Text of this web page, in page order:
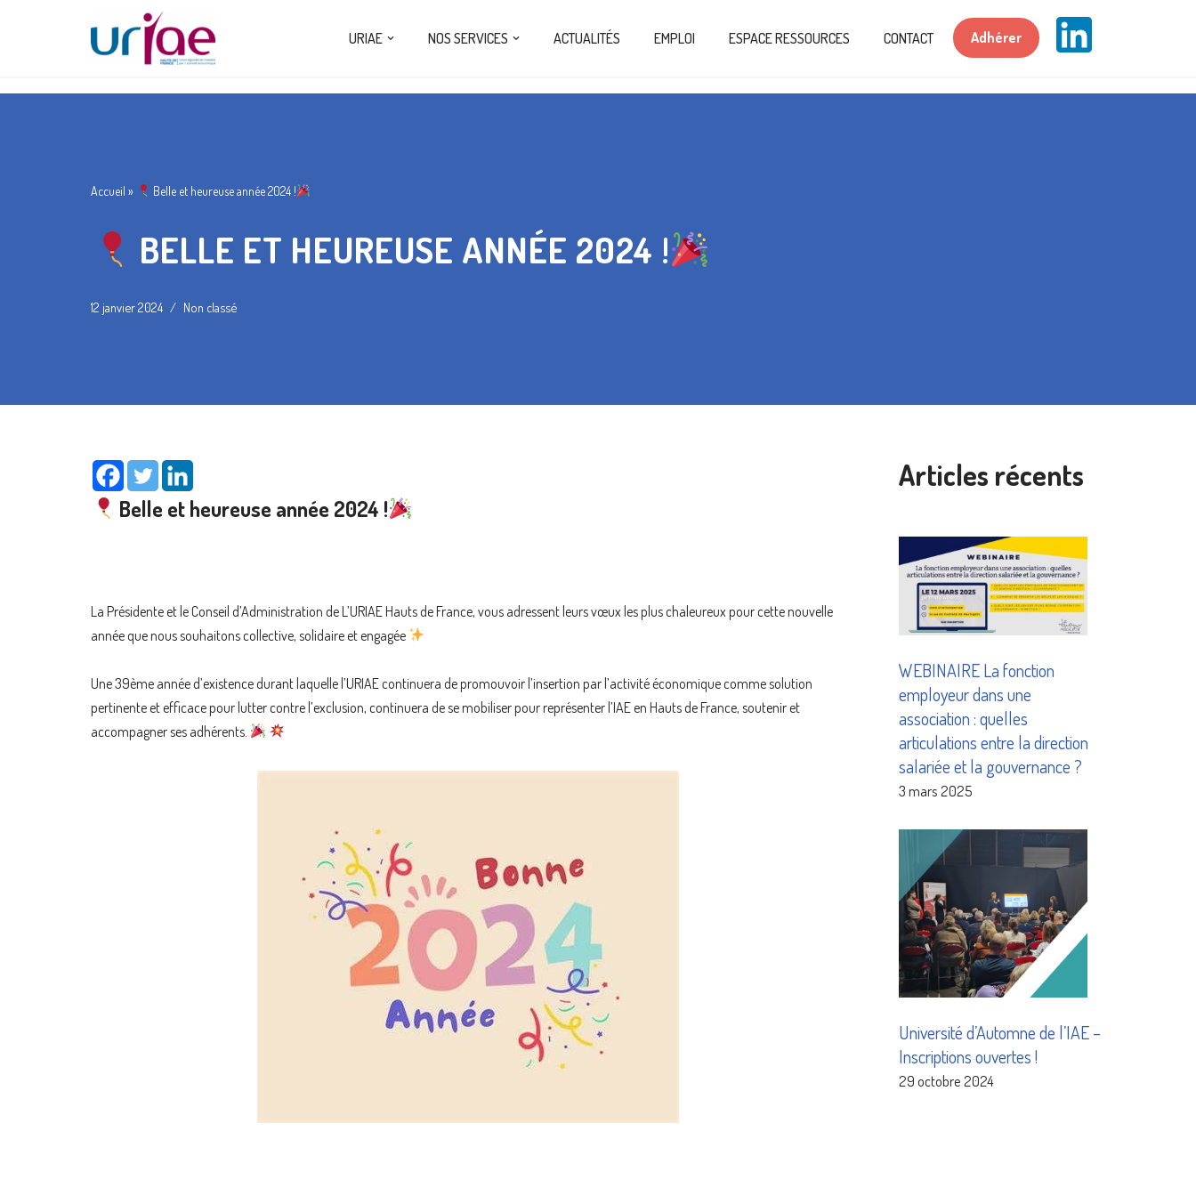
contenu
URIAE NOS SERVICES ACTUALITÉS EMPLOI ESPACE RESSOURCES CONTACT Adhérer
Accueil » Belle et heureuse année 2024 !
BELLE ET HEUREUSE ANNÉE 2024 !
12 janvier 2024 Non classé
Belle et heureuse année 2024 !
La Présidente et le Conseil d’Administration de L’URIAE Hauts de France, vous adressent leurs vœux les plus chaleureux pour cette nouvelle
année que nous souhaitons collective, solidaire et engagée
Une 39ème année d’existence durant laquelle l’URIAE continuera de promouvoir l’insertion par l’activité économique comme solution
pertinente et efficace pour lutter contre l’exclusion, continuera de se mobiliser pour représenter l’IAE en Hauts de France, soutenir et
accompagner ses adhérents.
Articles récents
WEBINAIRE La fonction
employeur dans une
association : quelles
articulations entre la direction
salariée et la gouvernance ?
3 mars 2025
Université d’Automne de l’IAE –
Inscriptions ouvertes !
29 octobre 2024